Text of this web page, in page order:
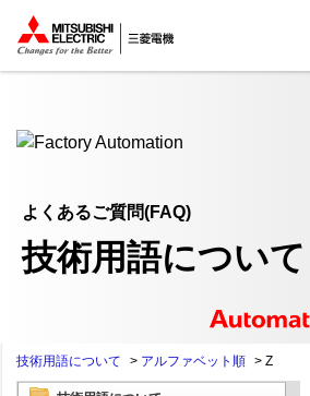
ここから本文
よくあるご質問(FAQ)
技術用語について
技術用語について > アルファベット順 > Z